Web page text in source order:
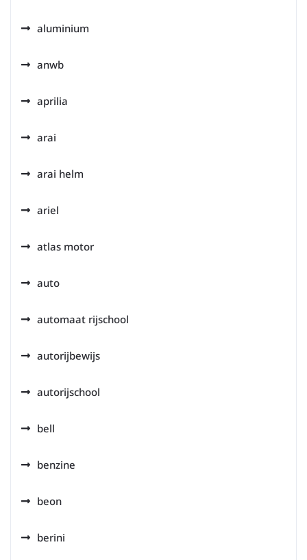
aluminium
anwb
aprilia
arai
arai helm
ariel
atlas motor
auto
automaat rijschool
autorijbewijs
autorijschool
bell
benzine
beon
berini